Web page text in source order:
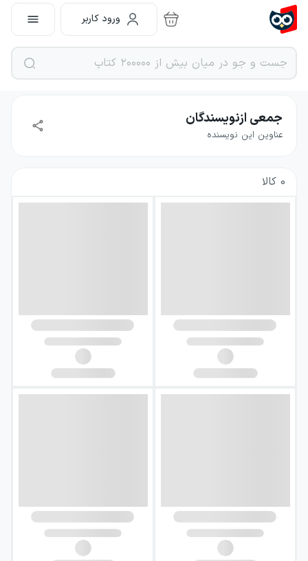
ورود کاربر
جمعی ازنویسندگان
عناوین این نویسنده
0 کالا